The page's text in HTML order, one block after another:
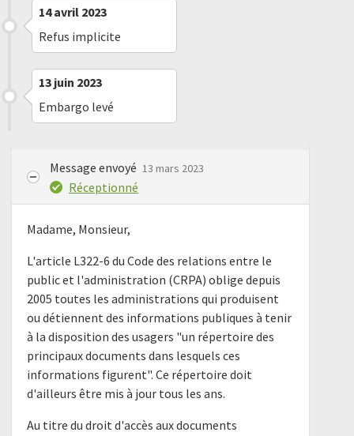
14 avril 2023
Refus implicite
13 juin 2023
Embargo levé
Message envoyé 13 mars 2023
Réceptionné
Madame, Monsieur,
L'article L322-6 du Code des relations entre le
public et l'administration (CRPA) oblige depuis
2005 toutes les administrations qui produisent
ou détiennent des informations publiques à tenir
à la disposition des usagers "un répertoire des
principaux documents dans lesquels ces
informations figurent". Ce répertoire doit
d'ailleurs être mis à jour tous les ans.
Au titre du droit d'accès aux documents